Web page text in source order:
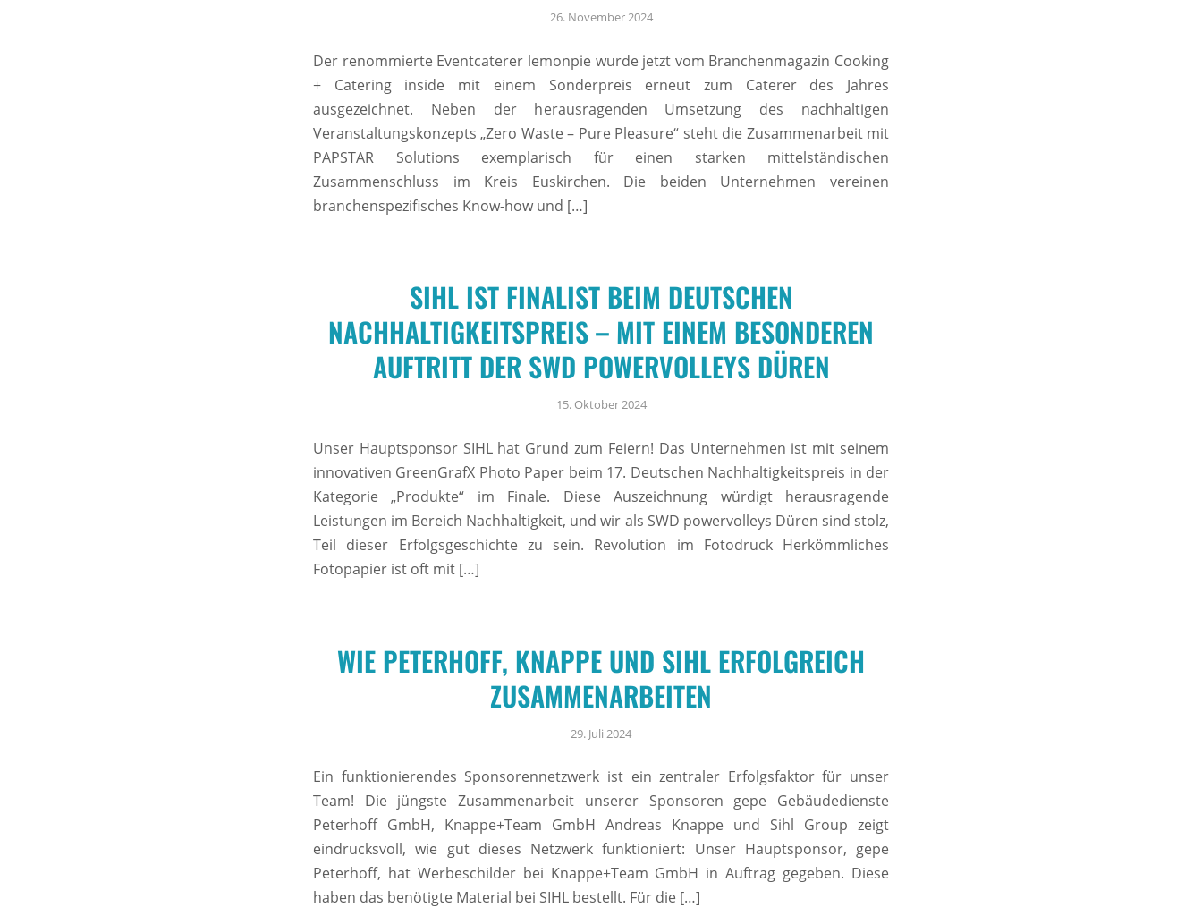
26. November 2024
Der renommierte Eventcaterer lemonpie wurde jetzt vom Branchenmagazin Cooking
+ Catering inside mit einem Sonderpreis erneut zum Caterer des Jahres
ausgezeichnet. Neben der herausragenden Umsetzung des nachhaltigen
Veranstaltungskonzepts „Zero Waste – Pure Pleasure“ steht die Zusammenarbeit mit
PAPSTAR Solutions exemplarisch für einen starken mittelständischen
Zusammenschluss im Kreis Euskirchen. Die beiden Unternehmen vereinen
branchenspezifisches Know-how und […]
SIHL IST FINALIST BEIM DEUTSCHEN
NACHHALTIGKEITSPREIS – MIT EINEM BESONDEREN
AUFTRITT DER SWD POWERVOLLEYS DÜREN
15. Oktober 2024
Unser Hauptsponsor SIHL hat Grund zum Feiern! Das Unternehmen ist mit seinem
innovativen GreenGrafX Photo Paper beim 17. Deutschen Nachhaltigkeitspreis in der
Kategorie „Produkte“ im Finale. Diese Auszeichnung würdigt herausragende
Leistungen im Bereich Nachhaltigkeit, und wir als SWD powervolleys Düren sind stolz,
Teil dieser Erfolgsgeschichte zu sein. Revolution im Fotodruck Herkömmliches
Fotopapier ist oft mit […]
WIE PETERHOFF, KNAPPE UND SIHL ERFOLGREICH
ZUSAMMENARBEITEN
29. Juli 2024
Ein funktionierendes Sponsorennetzwerk ist ein zentraler Erfolgsfaktor für unser
Team! Die jüngste Zusammenarbeit unserer Sponsoren gepe Gebäudedienste
Peterhoff GmbH, Knappe+Team GmbH Andreas Knappe und Sihl Group zeigt
eindrucksvoll, wie gut dieses Netzwerk funktioniert: Unser Hauptsponsor, gepe
Peterhoff, hat Werbeschilder bei Knappe+Team GmbH in Auftrag gegeben. Diese
haben das benötigte Material bei SIHL bestellt. Für die […]